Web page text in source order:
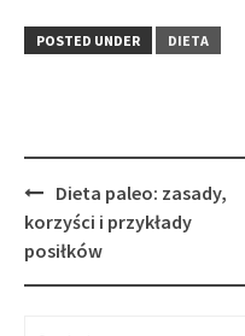
POSTED UNDER DIETA
Post
navigation
Dieta paleo: zasady,
korzyści i przykłady
posiłków